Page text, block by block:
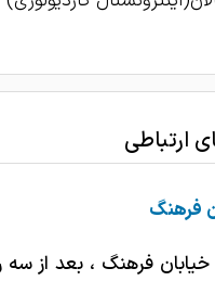
پدرو مادرم آنژیو
ارتباطی
فرهنگ
خیابان فرهنگ ، بعد از سه